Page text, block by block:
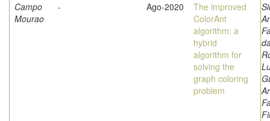
Campo
Mourao
- Ago-2020
The improved
ColorAnt
algorithm: a
hybrid
algorithm for
solving the
graph coloring
problem